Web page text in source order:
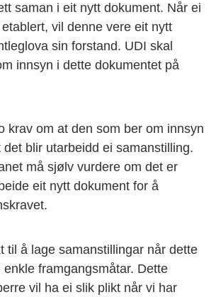
saman i eit nytt dokument. Når ei
vil denne vere eit nytt
sin forstand. UDI skal
innsyn i dette dokumentet på
krav om at den som ber om innsyn
blir utarbeidd ei samanstilling.
må sjølv vurdere om det er
eit nytt dokument for å
til å lage samanstillingar når dette
enkle framgangsmåtar. Dette
vil ha ei slik plikt når vi har